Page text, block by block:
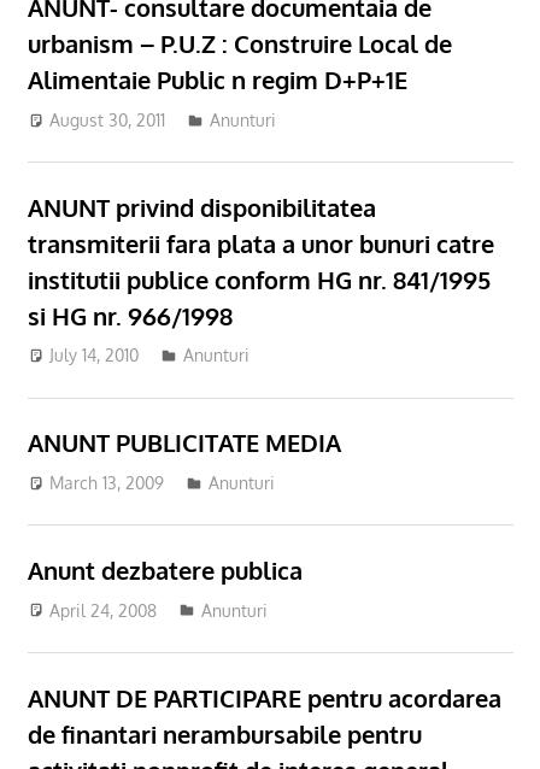
ANUNT- consultare documentaia de
urbanism – P.U.Z : Construire Local de
Alimentaie Public n regim D+P+1E
August 30, 2011 Anunturi
ANUNT privind disponibilitatea
transmiterii fara plata a unor bunuri catre
institutii publice conform HG nr. 841/1995
si HG nr. 966/1998
July 14, 2010 Anunturi
ANUNT PUBLICITATE MEDIA
March 13, 2009 Anunturi
Anunt dezbatere publica
April 24, 2008 Anunturi
ANUNT DE PARTICIPARE pentru acordarea
de finantari nerambursabile pentru